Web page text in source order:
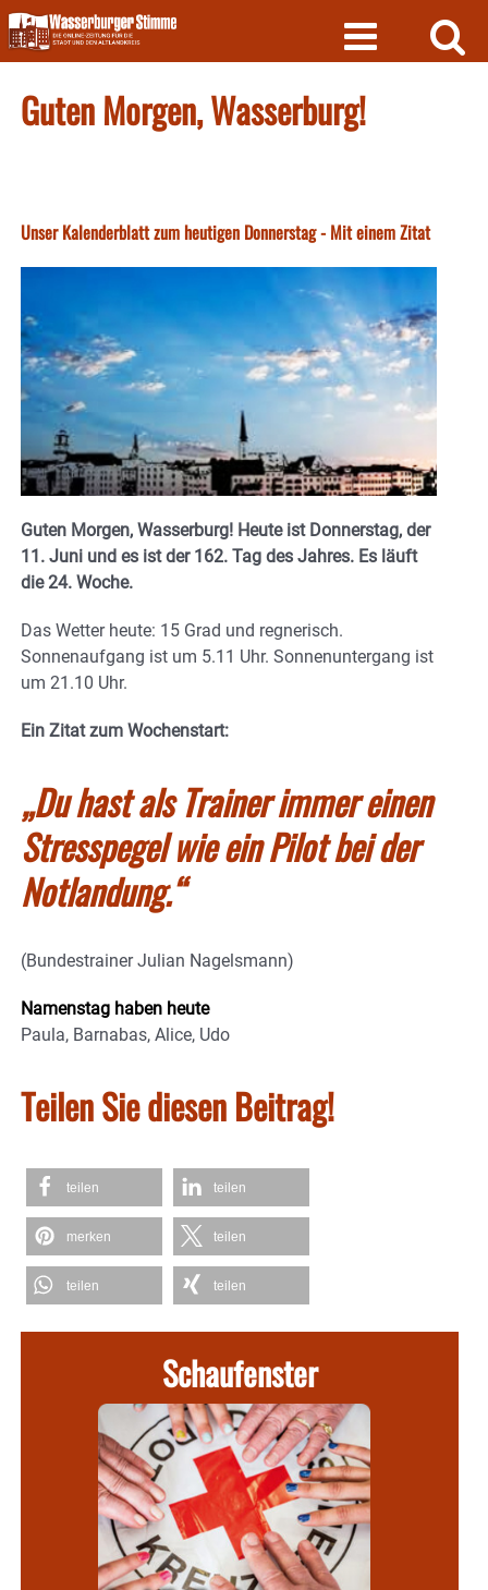
Skip
to
content
Guten Morgen, Wasserburg!
Unser Kalenderblatt zum heutigen Donnerstag - Mit einem Zitat
Guten Morgen, Wasserburg! Heute ist Donnerstag, der
11. Juni und es ist der 162. Tag des Jahres. Es läuft
die 24. Woche.
Das Wetter heute: 15 Grad und regnerisch.
Sonnenaufgang ist um 5.11 Uhr. Sonnenuntergang ist
um 21.10 Uhr.
Ein Zitat zum Wochenstart:
„Du hast als Trainer immer einen
Stresspegel wie ein Pilot bei der
Notlandung.“
(Bundestrainer Julian Nagelsmann)
Namenstag haben heute
Paula, Barnabas, Alice, Udo
Teilen Sie diesen Beitrag!
teilen teilen
merken teilen
teilen teilen
Schaufenster